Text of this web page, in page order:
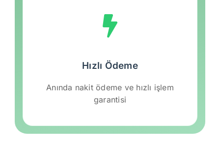
Hızlı Ödeme
Anında nakit ödeme ve hızlı işlem
garantisi